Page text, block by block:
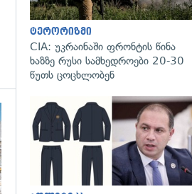
გადახედვა
ტერორიზმი
CIA: უკრაინაში ფრონტის წინა
ხაზზე რუსი სამხედროები 20-30
წუთს ცოცხლობენ